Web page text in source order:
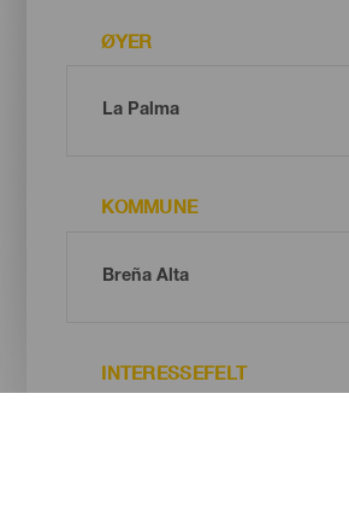
ØYER
KOMMUNE
INTERESSEFELT